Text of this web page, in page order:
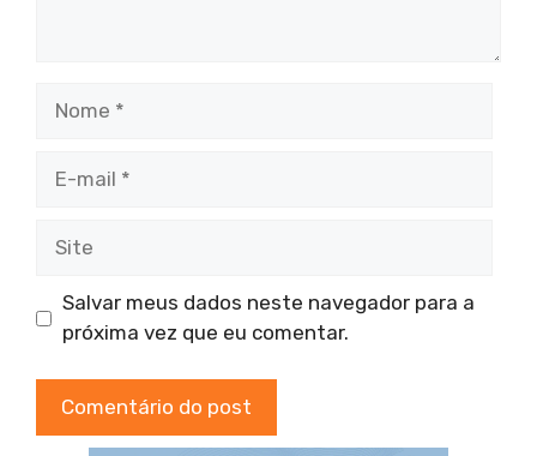
Salvar meus dados neste navegador para a
próxima vez que eu comentar.